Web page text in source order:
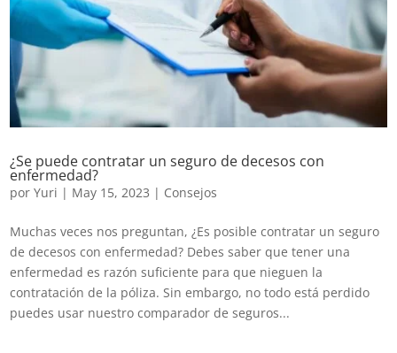
¿Se puede contratar un seguro de decesos con
enfermedad?
porYuri | May 15, 2023 | Consejos
Muchas veces nos preguntan, ¿Es posible contratar un seguro
de decesos con enfermedad? Debes saber que tener una
enfermedad es razón suficiente para que nieguen la
contratación de la póliza. Sin embargo, no todo está perdido
puedes usar nuestro comparador de seguros...